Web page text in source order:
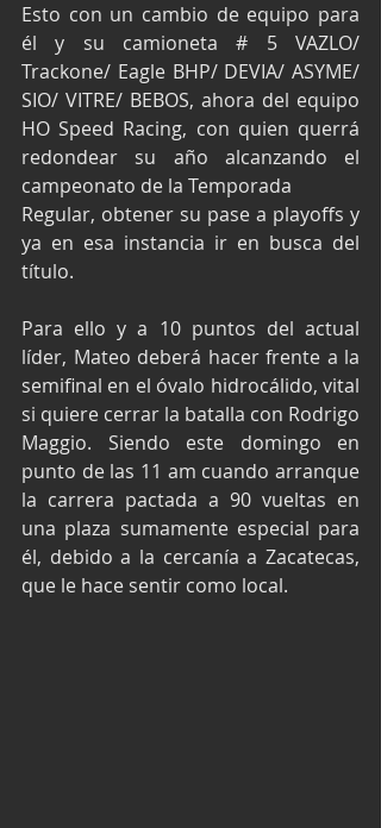
Esto con un cambio de equipo para
él y su camioneta # 5 VAZLO/
Trackone/ Eagle BHP/ DEVIA/ ASYME/
SIO/ VITRE/ BEBOS, ahora del equipo
HO Speed Racing, con quien querrá
redondear su año alcanzando el
campeonato de la Temporada
Regular, obtener su pase a playoffs y
ya en esa instancia ir en busca del
título.
Para ello y a 10 puntos del actual
líder, Mateo deberá hacer frente a la
semifinal en el óvalo hidrocálido, vital
si quiere cerrar la batalla con Rodrigo
Maggio. Siendo este domingo en
punto de las 11 am cuando arranque
la carrera pactada a 90 vueltas en
una plaza sumamente especial para
él, debido a la cercanía a Zacatecas,
que le hace sentir como local.